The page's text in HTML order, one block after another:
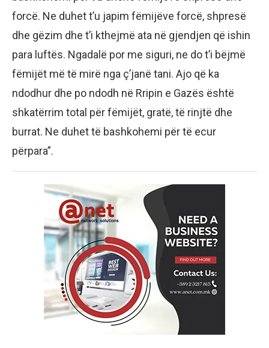
forcë. Ne duhet t’u japim fëmijëve forcë, shpresë
dhe gëzim dhe t’i kthejmë ata në gjendjen që ishin
para luftës. Ngadalë por me siguri, ne do t’i bëjmë
fëmijët më të mirë nga ç’janë tani. Ajo që ka
ndodhur dhe po ndodh në Rripin e Gazës është
shkatërrim total për fëmijët, gratë, të rinjtë dhe
burrat. Ne duhet të bashkohemi për të ecur
përpara”.